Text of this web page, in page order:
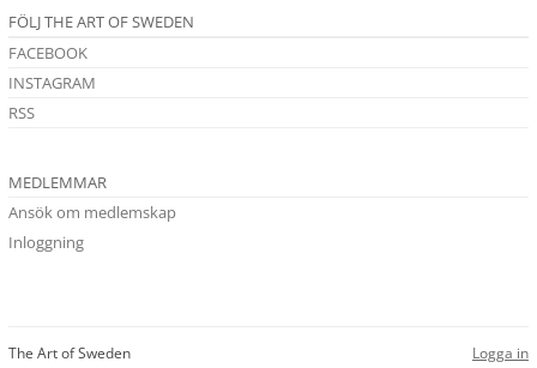
FÖLJ THE ART OF SWEDEN
FACEBOOK
INSTAGRAM
RSS
MEDLEMMAR
Ansök om medlemskap
Inloggning
Logga in
The Art of Sweden